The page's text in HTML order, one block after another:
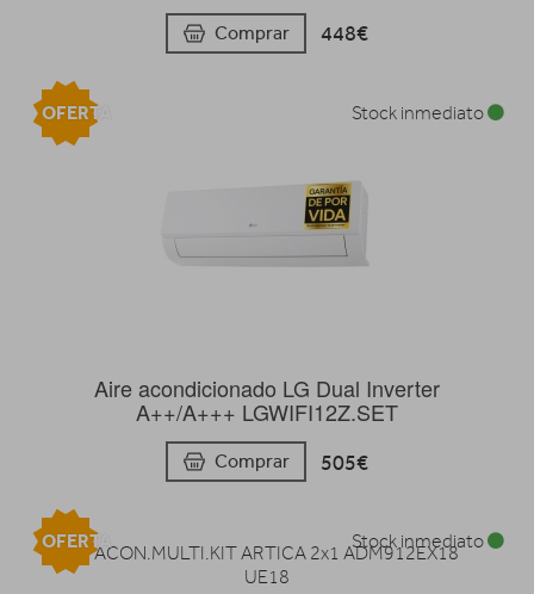
Comprar 448€
Aire acondicionado LG Dual Inverter
A++/A+++ LGWIFI12Z.SET
Comprar 505€
Stock inmediato
OFERTA
Stock inmediato
OFERTA